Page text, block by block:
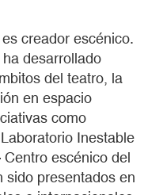
creador escénico.
desarrollado
del teatro, la
en espacio
como
Inestable
escénico del
sido presentados en